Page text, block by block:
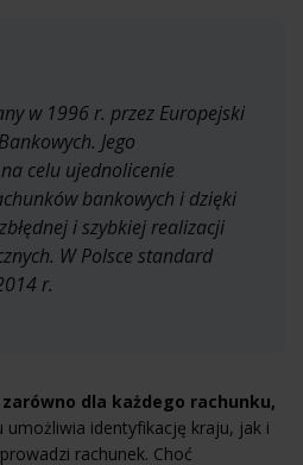
w 1996 r. przez Europejski
Jego
celu ujednolicenie
bankowych i dzięki
i szybkiej realizacji
W Polsce standard
r.
dla każdego rachunku,
umożliwia identyfikację kraju, jak i
rachunek. Choć